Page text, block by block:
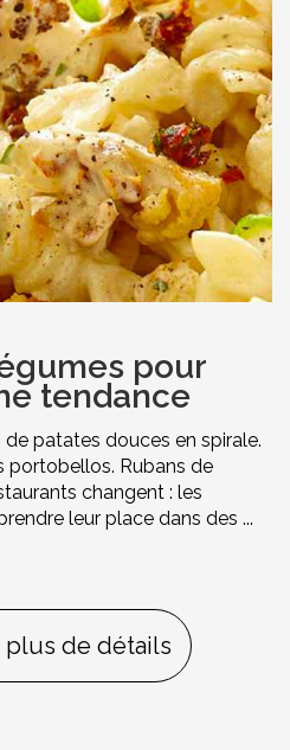
pour
tendance
patates douces en spirale.
portobellos. Rubans de
changent : les
leur place dans des ...
plus de détails